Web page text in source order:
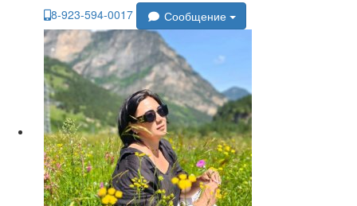
8-923-594-0017
Сообщение